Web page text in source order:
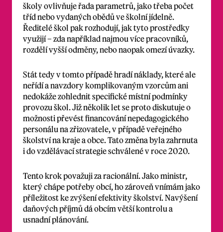
školy ovlivňuje řada parametrů, jako třeba počet
tříd nebo vydaných obědů ve školní jídelně.
Ředitelé škol pak rozhodují, jak tyto prostředky
využijí – zda například najmou více pracovníků,
rozdělí vyšší odměny, nebo naopak omezí úvazky.
Stát tedy v tomto případě hradí náklady, které ale
neřídí a navzdory komplikovaným vzorcům ani
nedokáže zohlednit specifické místní podmínky
provozu škol. Již několik let se proto diskutuje o
možnosti převést financování nepedagogického
personálu na zřizovatele, v případě veřejného
školství na kraje a obce. Tato změna byla zahrnuta
i do vzdělávací strategie schválené v roce 2020.
Tento krok považuji za racionální. Jako ministr,
který chápe potřeby obcí, ho zároveň vnímám jako
příležitost ke zvýšení efektivity školství. Navýšení
daňových příjmů dá obcím větší kontrolu a
usnadní plánování.